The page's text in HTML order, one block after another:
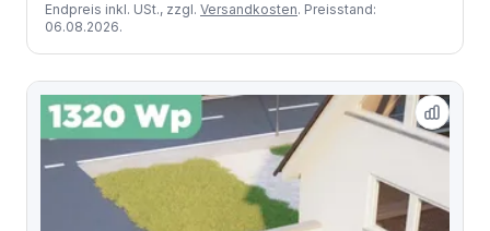
Endpreis inkl. USt., zzgl. Versandkosten. Preisstand:
06.08.2026.